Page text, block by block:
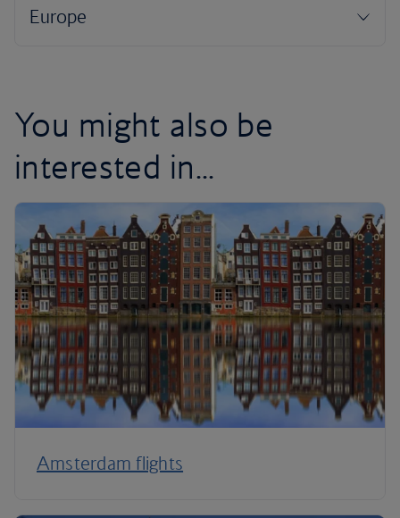
You might also be
interested in...
Amsterdam flights